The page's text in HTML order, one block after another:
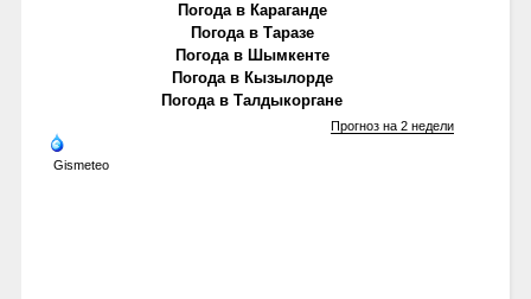
Погода в Караганде
Погода в Таразе
Погода в Шымкенте
Погода в Кызылорде
Погода в Талдыкоргане
Gismeteo
Прогноз на 2 недели